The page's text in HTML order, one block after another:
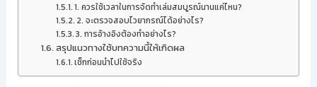
1. ควรใช้เวลาในการจัดทำเล่มสมบูรณ์นานแค่ไหน?
2. จะตรวจสอบไวยากรณ์ได้อย่างไร?
3. การอ้างอิงต้องทำอย่างไร?
สรุปแนวทางใช้บทความนี้ให้เกิดผล
เช็กก่อนนำไปใช้จริง